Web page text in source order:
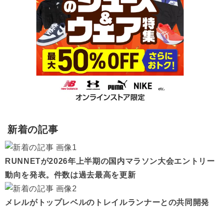
新着の記事
RUNNETが2026年上半期の国内マラソン大会エントリー
動向を発表。件数は過去最高を更新
メレルがトップレベルのトレイルランナーとの共同開発